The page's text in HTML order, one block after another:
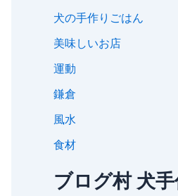
犬の手作りごはん
美味しいお店
運動
鎌倉
風水
食材
ブログ村 犬